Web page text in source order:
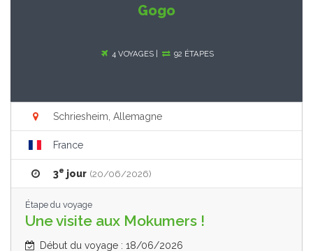
Gogo
4 VOYAGES | 92 ÉTAPES
Schriesheim, Allemagne
France
3e jour (20/06/2026)
Étape du voyage
Une visite aux Mokumers !
Début du voyage : 18/06/2026